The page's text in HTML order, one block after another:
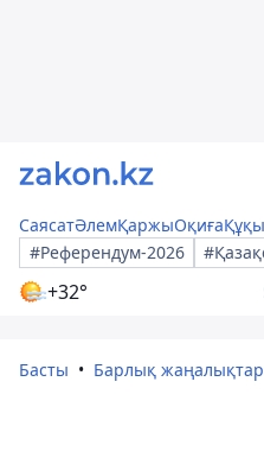
СаясатӘлемҚаржыОқиға
#Референдум-2026
+32°
Басты Барлық жаңалықтар